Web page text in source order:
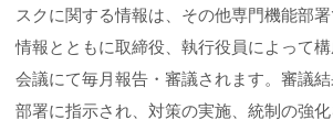
スクに関する情報は、その他専門機能部
情報とともに取締役、執行役員によって
会議にて毎月報告・審議されます。審議
部署に指示され、対策の実施、統制の強